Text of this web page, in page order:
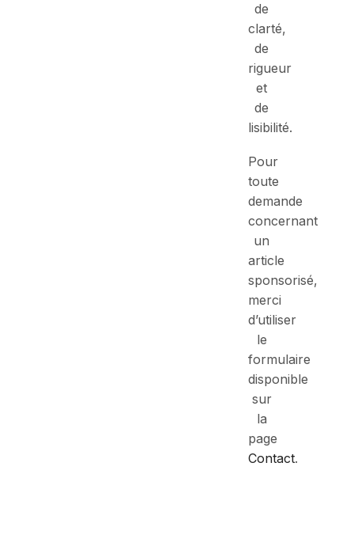
de
clarté,
de
rigueur
et
de
lisibilité.
Pour
toute
demande
concernant
un
article
sponsorisé,
merci
d’utiliser
le
formulaire
disponible
sur
la
page
Contact.